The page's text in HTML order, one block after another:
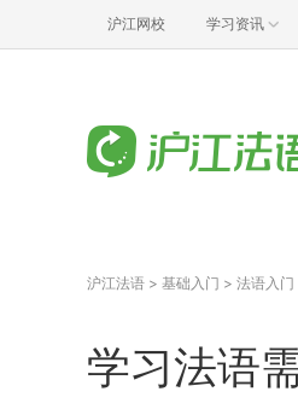
沪江网校 学习资讯
沪江法语 > 基础入门 > 法语入门
学习法语